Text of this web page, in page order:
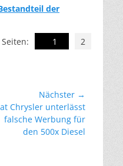
der
Seiten:
1 2
Nächster →
Chrysler unterlässt
falsche Werbung für
den 500x Diesel